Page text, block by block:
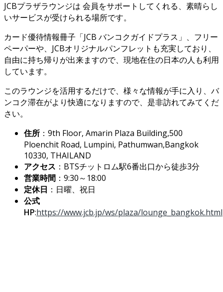
JCBプラザラウンジは 会員をサポートしてくれる、素晴らし
いサービスが受けられる場所です。
カード優待情報冊子「JCB バンコクガイドプラス」、フリー
ペーパーや、JCBオリジナルパンフレットも充実しており、
自由に持ち帰りが出来ますので、現地在住の日本の人も利用
しています。
このラウンジを活用するだけで、様々な情報が手に入り、バ
ンコク滞在がより快適になりますので、是非訪れてみてくだ
さい。
住所 ：9th Floor, Amarin Plaza Building,500
Ploenchit Road, Lumpini, Pathumwan,Bangkok
10330, THAILAND
アクセス ：BTSチットロム駅6番出口から徒歩3分
営業時間 ：9:30～18:00
定休日 ：日曜、祝日
公式
HP:https://www.jcb.jp/ws/plaza/lounge_bangkok.html